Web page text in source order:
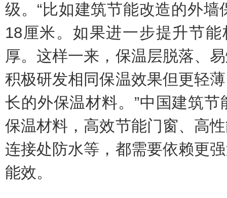
级。“比如建筑节能改造的外
18厘米。如果进一步提升节能
厚。这样一来，保温层脱落、
积极研发相同保温效果但更轻
长的外保温材料。”中国建筑
保温材料，高效节能门窗、高
连接处防水等，都需要依赖更
能效。